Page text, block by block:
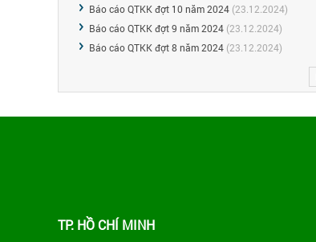
Báo cáo QTKK đợt 10 năm 2024 (23.12.2024)
Báo cáo QTKK đợt 9 năm 2024 (23.12.2024)
Báo cáo QTKK đợt 8 năm 2024 (23.12.2024)
TP. HỒ CHÍ MINH